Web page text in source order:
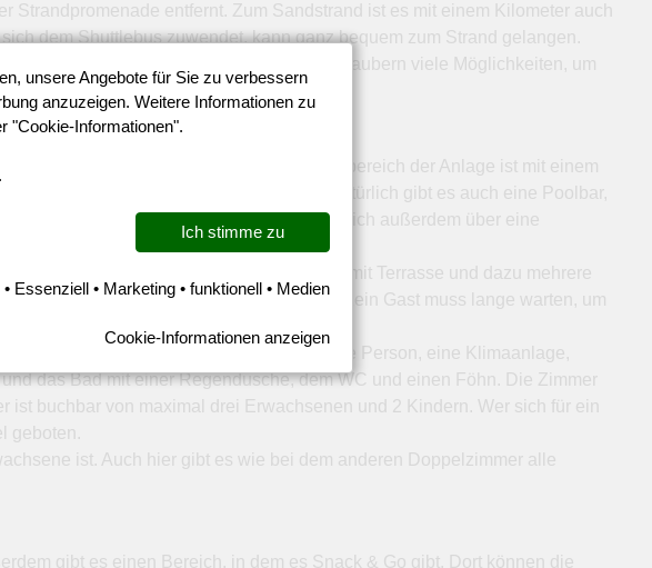
entfernt. Zum Sandstrand ist es mit einem Kilometer auch
dem Shuttlebus zuwendet, kann ganz bequem zum Strand gelangen.
Das Kasbah, wie es heißt, bietet den Urlaubern viele Möglichkeiten, um
moderne Einrichtung geboten. Der Außenbereich der Anlage ist mit einem
dazu Liegen und Schirme geboten. Natürlich gibt es auch eine Poolbar,
nur für die Familie. Die Urlauber dürfen sich außerdem über eine
WLAN. Das Hotel bietet ein Restaurant mit Terrasse und dazu mehrere
auf 8 Etagen und dafür 9 Aufzüge. Kein Gast muss lange warten, um
Schlafgelegenheit für eine dritte oder vierte Person, eine Klimaanlage,
das Bad mit einer Regendusche, dem WC und einen Föhn. Die Zimmer
buchbar von maximal drei Erwachsenen und 2 Kindern. Wer sich für ein
geboten.
ist. Auch hier gibt es wie bei dem anderen Doppelzimmer alle
gibt es einen Bereich, in dem es Snack & Go gibt. Dort können die
unsere Angebote für Sie zu verbessern
anzuzeigen. Weitere Informationen zu
"Cookie-Informationen".
Ich stimme zu
• Essenziell • Marketing • funktionell • Medien
Cookie-Informationen anzeigen